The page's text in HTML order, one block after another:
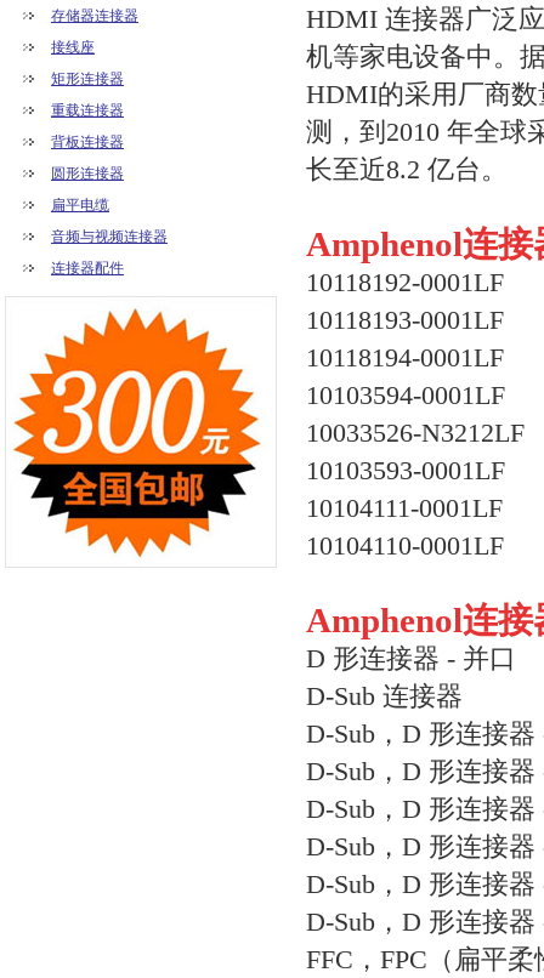
存储器连接器
接线座
矩形连接器
重载连接器
背板连接器
圆形连接器
扁平电缆
音频与视频连接器
连接器配件
HDMI 连接器广泛
机等家电设备中。
HDMI的采用厂商数
测，到2010 年全球
长至近8.2 亿台。
Amphenol连
10118192-0001LF
10118193-0001LF
10118194-0001LF
10103594-0001LF
10033526-N3212LF
10103593-0001LF
10104111-0001LF
10104110-0001LF
Amphenol连
D 形连接器 - 并口
D-Sub 连接器
D-Sub，D 形连接
D-Sub，D 形连接器
D-Sub，D 形连接器
D-Sub，D 形连接
D-Sub，D 形连接器
D-Sub，D 形连接
FFC，FPC（扁平